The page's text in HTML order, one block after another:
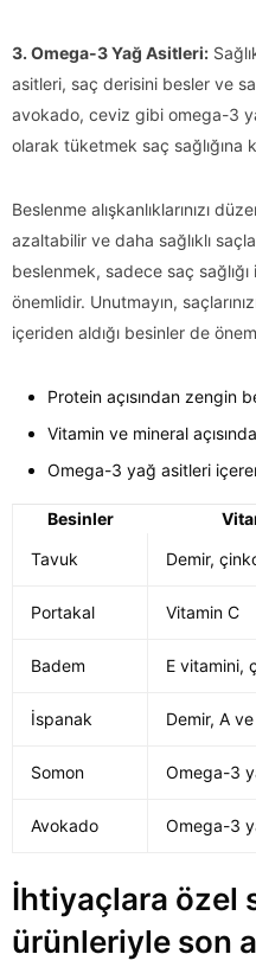
3. Omega-3 Yağ Asitleri:
asitleri, saç derisini besler ve
avokado, ceviz gibi omega-3
olarak tüketmek saç sağlığına
Beslenme alışkanlıklarınızı
azaltabilir ve daha sağlıklı
beslenmek, sadece saç
önemlidir. Unutmayın,
içeriden aldığı besinler de
Protein açısından zengin
Vitamin ve mineral
Omega-3 yağ asitleri
Besinler
Tavuk
Demir,
Portakal Vitamin C
Badem E vitamini,
İspanak Demir, A
Somon Omega-3
Avokado Omega-3
İhtiyaçlara özel
ürünleriyle son